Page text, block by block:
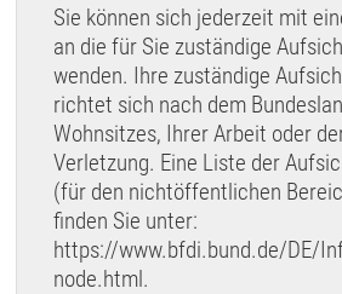
Sie können sich jederzeit mit
an die für Sie zuständige
wenden. Ihre zuständige
richtet sich nach dem
Wohnsitzes, Ihrer Arbeit oder
Verletzung. Eine Liste der
(für den nichtöffentlichen
finden Sie unter:
https://www.bfdi.bund.de/DE/
node.html.